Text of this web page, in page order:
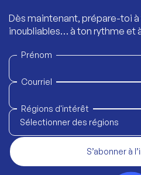
Dès maintenant, prépare-toi
inoubliables… à ton rythme et
Prénom
Courriel
Régions d'intérêt
Sélectionner des régions
S’abonner à